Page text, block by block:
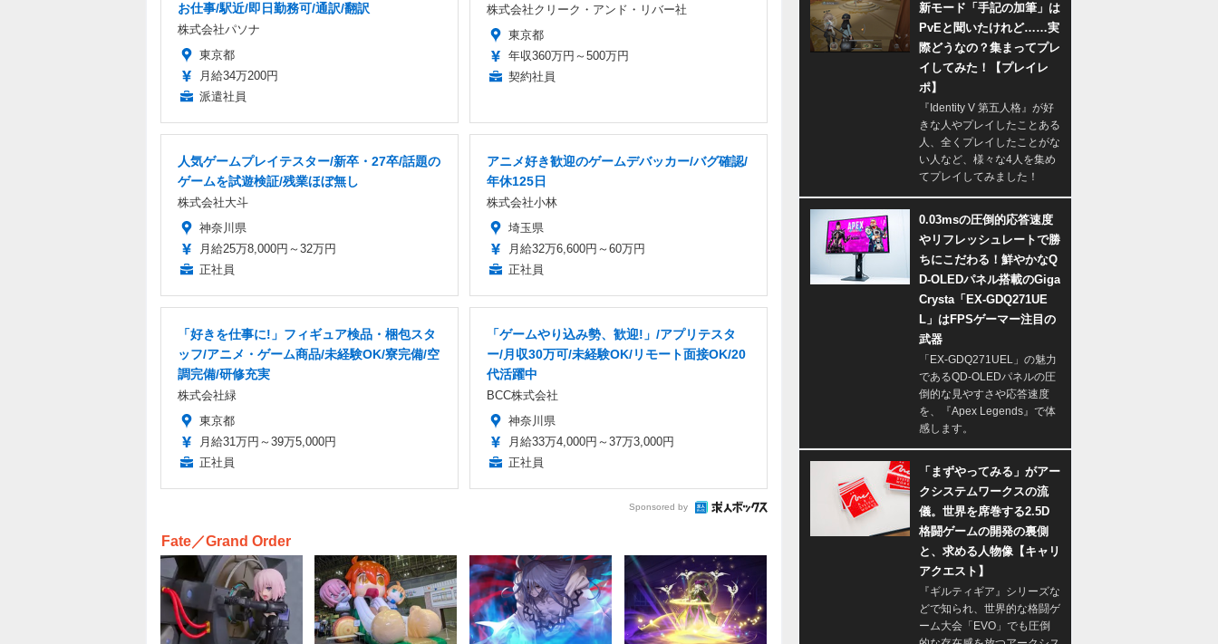
お仕事/駅近/即日勤務可/通訳/翻訳
株式会社パソナ
東京都
月給34万200円
派遣社員
株式会社クリーク・アンド・リバー社
東京都
年収360万円～500万円
契約社員
人気ゲームプレイテスター/新卒・27卒/話題の
ゲームを試遊検証/残業ほぼ無し
株式会社大斗
神奈川県
月給25万8,000円～32万円
正社員
アニメ好き歓迎のゲームデバッカー/バグ確認/
年休125日
株式会社小林
埼玉県
月給32万6,600円～60万円
正社員
「好きを仕事に!」フィギュア検品・梱包スタ
ッフ/アニメ・ゲーム商品/未経験OK/寮完備/空
調完備/研修充実
株式会社緑
東京都
月給31万円～39万5,000円
正社員
「ゲームやり込み勢、歓迎!」/アプリテスタ
ー/月収30万可/未経験OK/リモート面接OK/20
代活躍中
BCC株式会社
神奈川県
月給33万4,000円～37万3,000円
正社員
Sponsored by
Fate／Grand Order
新モード「手記の加筆」は
PvEと聞いたけれど……実
際どうなの？集まってプレ
イしてみた！【プレイレ
ポ】
『Identity V 第五人格』が好
きな人やプレイしたことある
人、全くプレイしたことがな
い人など、様々な4人を集め
てプレイしてみました！
0.03msの圧倒的応答速度
やリフレッシュレートで勝
ちにこだわる！鮮やかなQ
D-OLEDパネル搭載のGiga
Crysta「EX-GDQ271UE
L」はFPSゲーマー注目の
武器
「EX-GDQ271UEL」の魅力
であるQD-OLEDパネルの圧
倒的な見やすさや応答速度
を、『Apex Legends』で体
感します。
「まずやってみる」がアー
クシステムワークスの流
儀。世界を席巻する2.5D
格闘ゲームの開発の裏側
と、求める人物像【キャリ
アクエスト】
『ギルティギア』シリーズな
どで知られ、世界的な格闘ゲ
ーム大会「EVO」でも圧倒